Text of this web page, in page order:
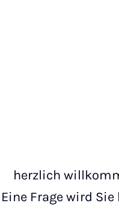
herzlich
Eine Frage wird